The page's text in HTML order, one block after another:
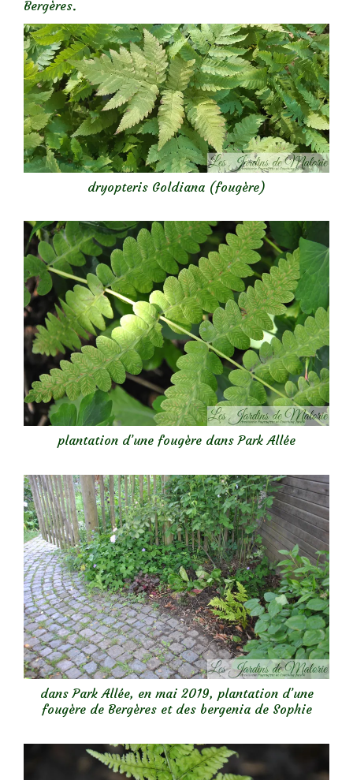
Bergères.
dryopteris Goldiana (fougère)
plantation d’une fougère dans Park Allée
dans Park Allée, en mai 2019, plantation d’une
fougère de Bergères et des bergenia de Sophie